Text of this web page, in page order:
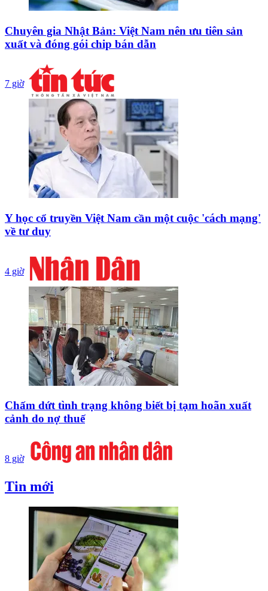
Chuyên gia Nhật Bản: Việt Nam nên ưu tiên sản
xuất và đóng gói chip bán dẫn
7 giờ
Y học cổ truyền Việt Nam cần một cuộc 'cách mạng'
về tư duy
4 giờ
Chấm dứt tình trạng không biết bị tạm hoãn xuất
cảnh do nợ thuế
8 giờ
Tin mới